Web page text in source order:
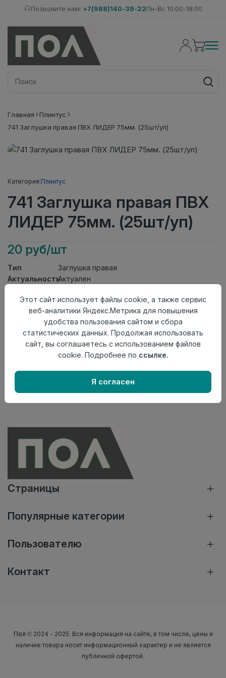
Позвоните нам: +7(988)140-39-22Пн-Вс 10:00-18:00
Главная
Плинтус
741 Заглушка правая ПВХ ЛИДЕР 75мм. (25шт/уп)
Категория:Плинтус
741 Заглушка правая ПВХ
ЛИДЕР 75мм. (25шт/уп)
20 руб/шт
Тип
Заглушка правая
АктуальностьАктуален
Осталось3 шт
Добавить в корзину
Внимание! Внешний вид товара может отличаться от
представленного на настоящем сайте. Проверяйте
в момент приобретения товара.
Страницы
Популярные категории
Пользователю
Контакт
Пол © 2024 - 2025. Вся информация на сайте, в том числе, цены и
наличие товара носит информационный характер и не является
публичной офертой.
Этот сайт использует файлы cookie, а также сервис
веб-аналитики Яндекс.Метрика для повышения
удобства пользования сайтом и сбора
статистических данных. Продолжая использовать
сайт, вы соглашаетесь с использованием файлов
cookie. Подробнее по ссылке.
Я согласен